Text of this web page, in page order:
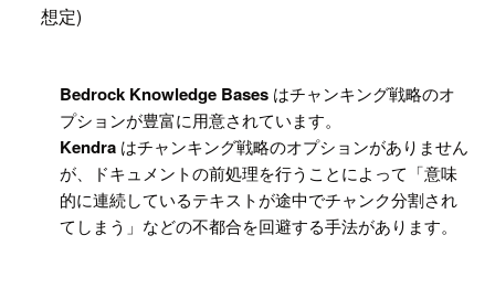
想定)
Bedrock Knowledge Bases はチャンキング戦略のオ
プションが豊富に用意されています。
Kendra はチャンキング戦略のオプションがありません
が、ドキュメントの前処理を行うことによって「意味
的に連続しているテキストが途中でチャンク分割され
てしまう」などの不都合を回避する手法があります。